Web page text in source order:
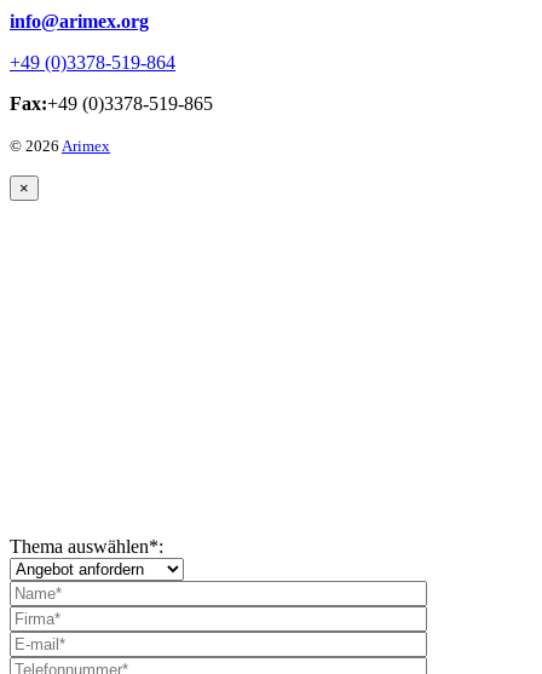
info@arimex.org
+49 (0)3378-519-864
Fax:+49 (0)3378-519-865
© 2026 Arimex
×
Thema auswählen*: